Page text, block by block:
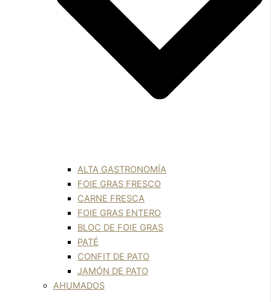
ALTA GASTRONOMÍA
FOIE GRAS FRESCO
CARNE FRESCA
FOIE GRAS ENTERO
BLOC DE FOIE GRAS
PATÉ
CONFIT DE PATO
JAMÓN DE PATO
AHUMADOS